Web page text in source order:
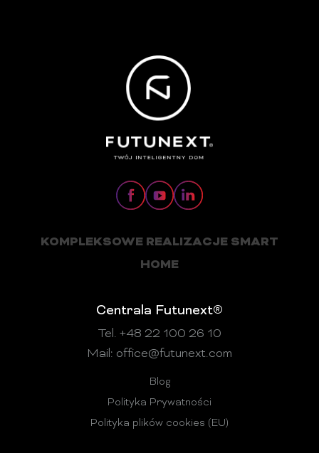
KOMPLEKSOWE REALIZACJE SMART
HOME
Centrala Futunext®
Tel. +48 22 100 26 10
Mail: office@futunext.com
Blog
Polityka Prywatności
Polityka plików cookies (EU)